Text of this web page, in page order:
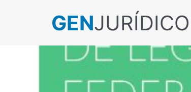
GENJURÍDICO